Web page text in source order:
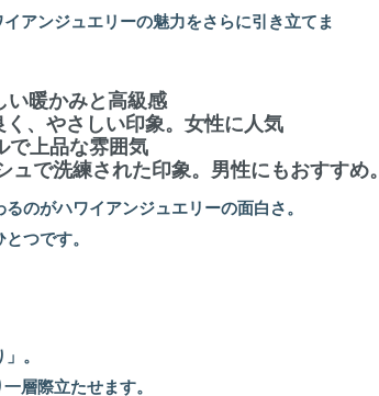
アンジュエリーの魅力をさらに引き立てま
い暖かみと高級感
く、やさしい印象。女性に人気
で上品な雰囲気
で洗練された印象。男性にもおすすめ。
のがハワイアンジュエリーの面白さ。
つです。
。
層際立たせます。